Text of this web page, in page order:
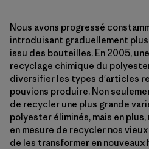
Nous avons progressé
introduisant graduellement
issu des bouteilles. En 2005,
recyclage chimique du
diversifier les types d'articles
pouvions produire. Non
de recycler une plus grande
polyester éliminés, mais en
en mesure de recycler nos
de les transformer en